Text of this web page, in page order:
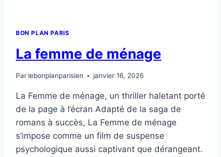
BON PLAN PARIS
La femme de ménage
Par lebonplanparisien janvier 16, 2026
La Femme de ménage, un thriller haletant porté
de la page à l’écran Adapté de la saga de
romans à succès, La Femme de ménage
s’impose comme un film de suspense
psychologique aussi captivant que dérangeant.